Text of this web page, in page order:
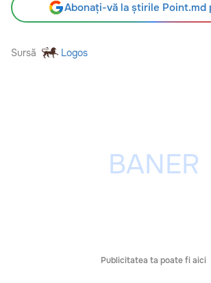
Abonați-vă la știrile Point.md
Sursă Logos
Publicitatea ta poate fi aici